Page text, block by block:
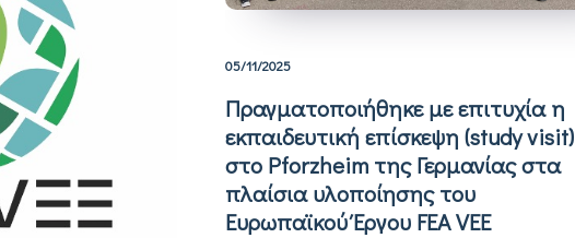
05/11/2025
Πραγματοποιήθηκε με επιτυχία η
εκπαιδευτική επίσκεψη (study visit)
στο Pforzheim της Γερμανίας στα
πλαίσια υλοποίησης του
Ευρωπαϊκού Έργου FEA VEE